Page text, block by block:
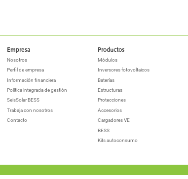
Empresa
Nosotros
Perfil de empresa
Información financiera
Política integrada de gestión
SeisSolar BESS
Trabaja con nosotros
Contacto
Productos
Módulos
Inversores fotovoltaicos
Baterías
Estructuras
Protecciones
Accesorios
Cargadores VE
BESS
Kits autoconsumo